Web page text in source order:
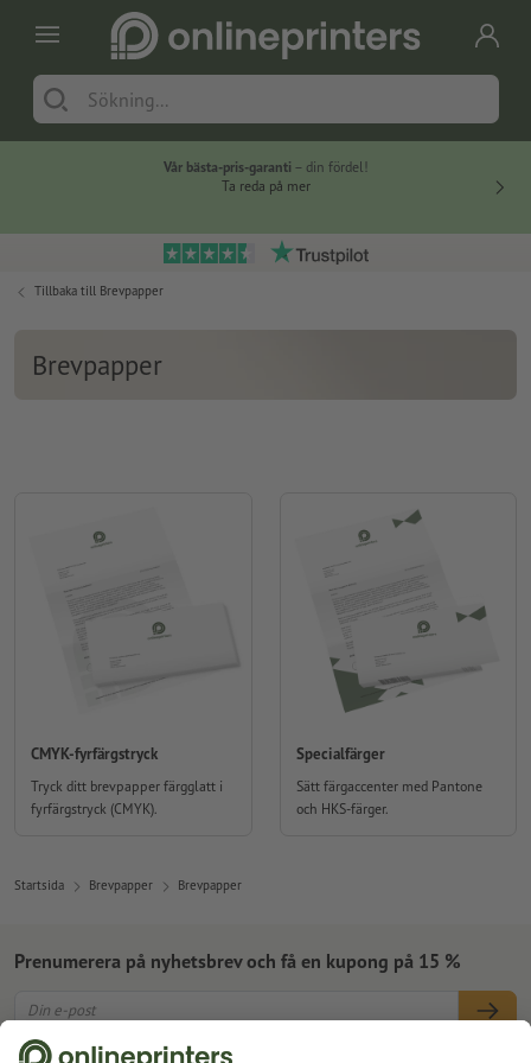
Vår bästa-pris-garanti – din fördel!
Ta reda på mer
Tillbaka till Brevpapper
Brevpapper
CMYK-fyrfärgstryck
Tryck ditt brevpapper färgglatt i
fyrfärgstryck (CMYK).
Specialfärger
Sätt färgaccenter med Pantone
och HKS-färger.
Startsida Brevpapper Brevpapper
Prenumerera på nyhetsbrev och få en kupong på 15 %